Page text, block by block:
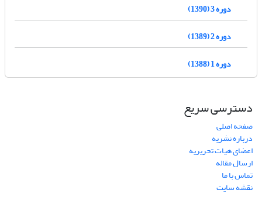
دوره 3 (1390)
دوره 2 (1389)
دوره 1 (1388)
دسترسی سریع
صفحه اصلی
درباره نشریه
اعضای هیات تحریریه
ارسال مقاله
تماس با ما
نقشه سایت